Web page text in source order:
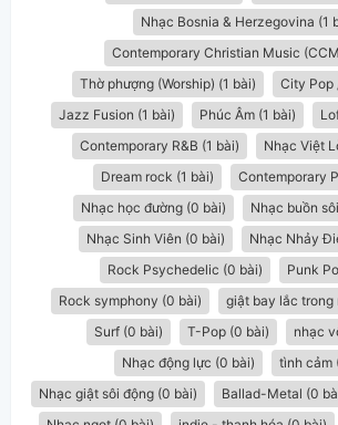
Nhạc Bosnia & Herzegovina (1
Contemporary Christian Music
Thờ phượng (Worship) (1 bài)
City Pop
Jazz Fusion (1 bài)
Phúc Âm (1 bài)
Contemporary R&B (1 bài)
Nhạc Việt
Dream rock (1 bài)
Contemporary
Nhạc học đường (0 bài)
Nhạc buồn
Nhạc Sinh Viên (0 bài)
Nhạc Nhảy
Rock Psychedelic (0 bài)
Punk
Rock symphony (0 bài)
giật bay lắc trong
Surf (0 bài)
T-Pop (0 bài)
nhạc
Nhạc động lực (0 bài)
tình cảm
Nhạc giật sôi động (0 bài)
Ballad-Metal (0